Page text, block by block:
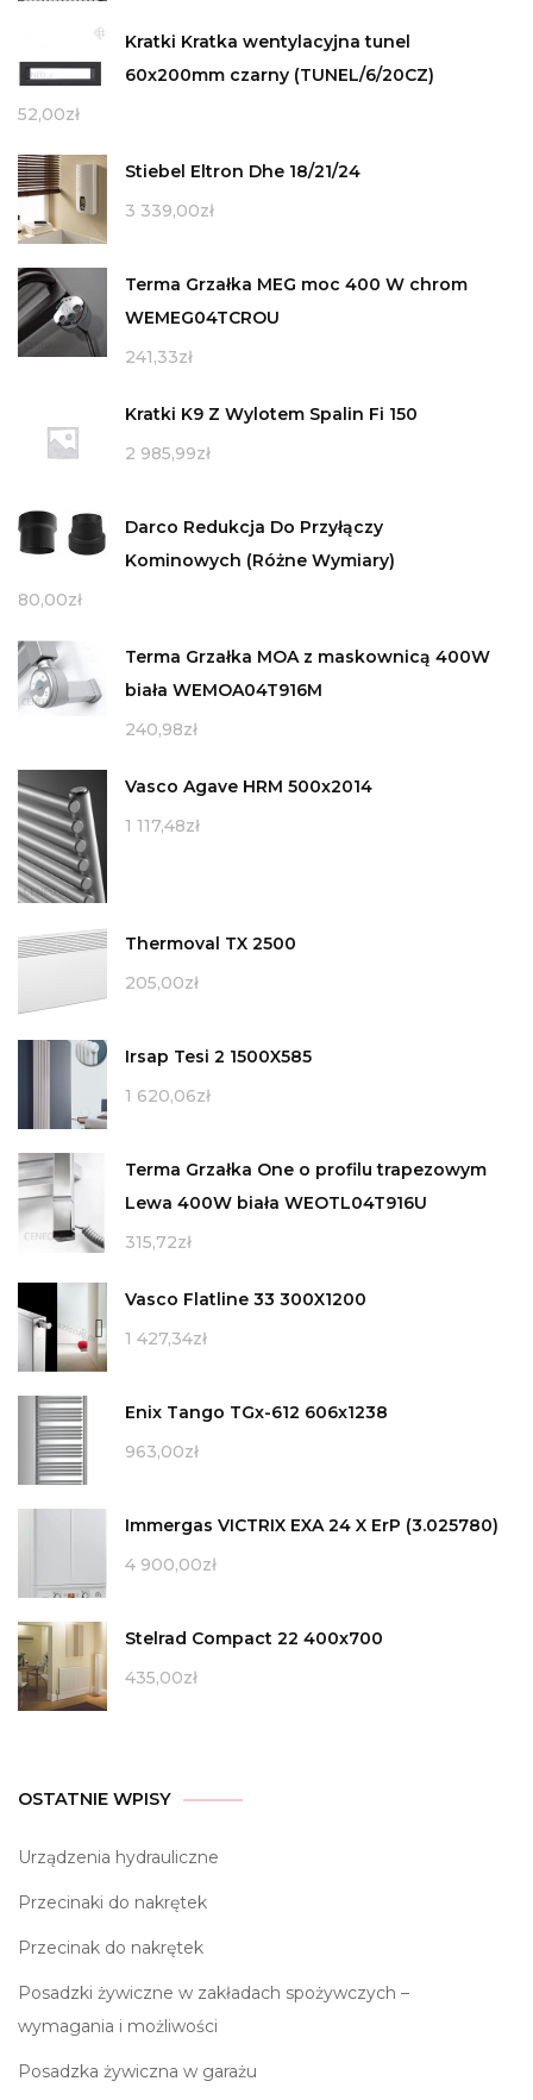
Kratki Kratka wentylacyjna tunel
60x200mm czarny (TUNEL/6/20CZ)
52,00zł
Stiebel Eltron Dhe 18/21/24
3 339,00zł
Terma Grzałka MEG moc 400 W chrom
WEMEG04TCROU
241,33zł
Kratki K9 Z Wylotem Spalin Fi 150
2 985,99zł
Darco Redukcja Do Przyłączy
Kominowych (Różne Wymiary)
80,00zł
Terma Grzałka MOA z maskownicą 400W
biała WEMOA04T916M
240,98zł
Vasco Agave HRM 500x2014
1 117,48zł
Thermoval TX 2500
205,00zł
Irsap Tesi 2 1500X585
1 620,06zł
Terma Grzałka One o profilu trapezowym
Lewa 400W biała WEOTL04T916U
315,72zł
Vasco Flatline 33 300X1200
1 427,34zł
Enix Tango TGx-612 606x1238
963,00zł
Immergas VICTRIX EXA 24 X ErP (3.025780)
4 900,00zł
Stelrad Compact 22 400x700
435,00zł
OSTATNIE WPISY
Urządzenia hydrauliczne
Przecinaki do nakrętek
Przecinak do nakrętek
Posadzki żywiczne w zakładach spożywczych –
wymagania i możliwości
Posadzka żywiczna w garażu